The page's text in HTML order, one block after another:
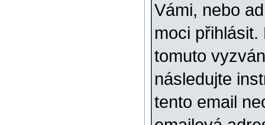
Vámi, nebo
moci
tomuto
následujte
tento email